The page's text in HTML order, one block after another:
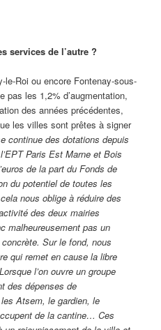
services de l’autre ?
le-Roi ou encore Fontenay-sous-
pas les 1,2% d’augmentation,
des années précédentes,
les villes sont prêtes à signer
continue des dotations depuis
Paris Est Marne et Bois
de la part du Fonds de
du potentiel de toutes les
nous oblige à réduire des
des deux mairies
malheureusement pas un
Sur le fond, nous
qui remet en cause la libre
l’on ouvre un groupe
des dépenses de
Atsem, le gardien, le
de la cantine… Ces